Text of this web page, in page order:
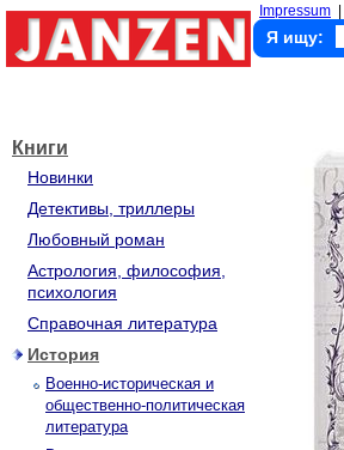
Impressum
Я ищу:
Книги
Новинки
Детективы, триллеры
Любовный роман
Астрология, философия,
психология
Справочная литература
История
Военно-историческая и
общественно-политическая
литература